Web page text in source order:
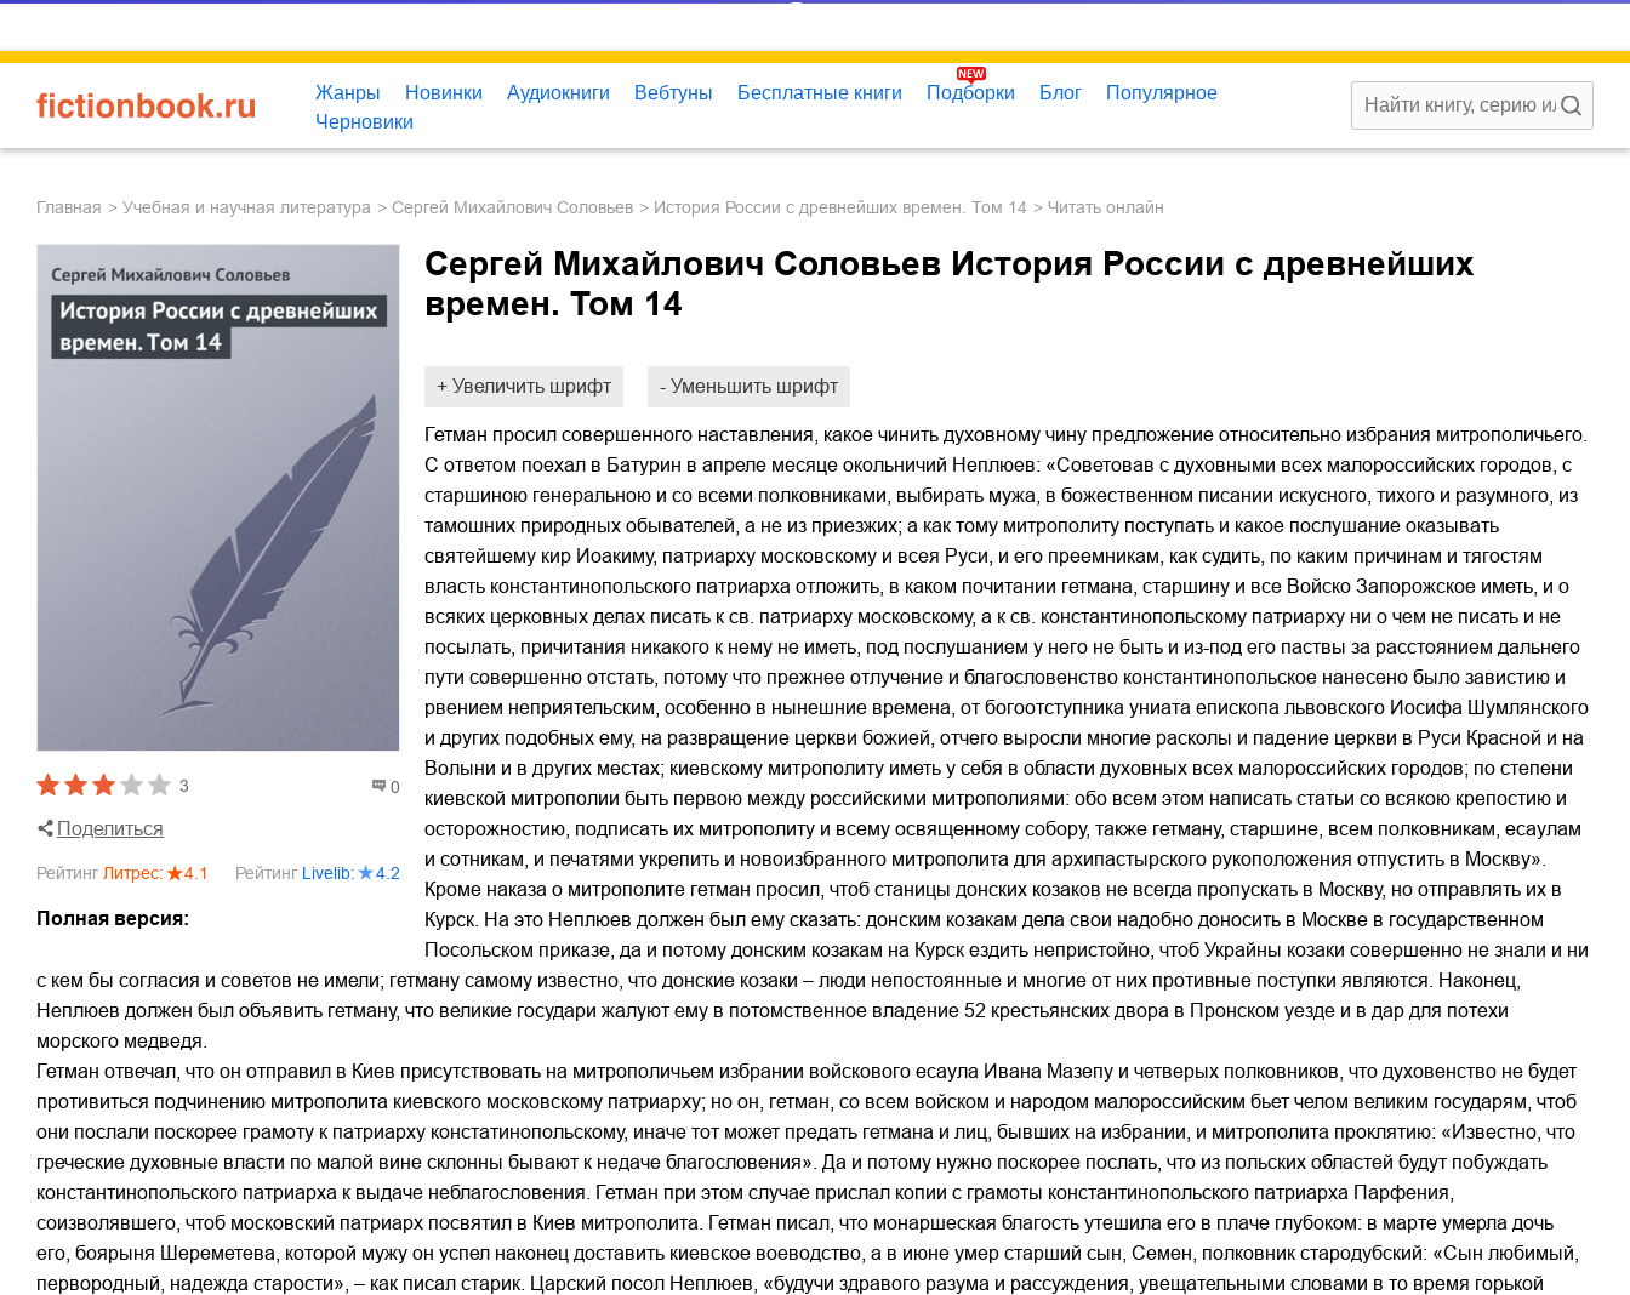
Жанры Новинки Аудиокниги Вебтуны Бесплатные книги Подборки Блог
Популярное
Черновики
Главная учебная и научная литература Сергей Михайлович Соловьев История России с древнейших времен. Том 14 Читать онлайн
3 0
Поделиться
Рейтинг Литрес: 4.1 Рейтинг Livelib: 4.2
Полная версия:
Сергей Михайлович Соловьев История России с древнейших
времен. Том 14
+ Увеличить шрифт - Уменьшить шрифт
Гетман просил совершенного наставления, какое чинить духовному чину предложение относительно избрания митрополичьего.
С ответом поехал в Батурин в апреле месяце окольничий Неплюев: «Советовав с духовными всех малороссийских городов, с
старшиною генеральною и со всеми полковниками, выбирать мужа, в божественном писании искусного, тихого и разумного, из
тамошних природных обывателей, а не из приезжих; а как тому митрополиту поступать и какое послушание оказывать
святейшему кир Иоакиму, патриарху московскому и всея Руси, и его преемникам, как судить, по каким причинам и тягостям
власть константинопольского патриарха отложить, в каком почитании гетмана, старшину и все Войско Запорожское иметь, и о
всяких церковных делах писать к св. патриарху московскому, а к св. константинопольскому патриарху ни о чем не писать и не
посылать, причитания никакого к нему не иметь, под послушанием у него не быть и из-под его паствы за расстоянием дальнего
пути совершенно отстать, потому что прежнее отлучение и благословенство константинопольское нанесено было завистию и
рвением неприятельским, особенно в нынешние времена, от богоотступника униата епископа львовского Иосифа Шумлянского
и других подобных ему, на развращение церкви божией, отчего выросли многие расколы и падение церкви в Руси Красной и на
Волыни и в других местах; киевскому митрополиту иметь у себя в области духовных всех малороссийских городов; по степени
киевской митрополии быть первою между российскими митрополиями: обо всем этом написать статьи со всякою крепостию и
осторожностию, подписать их митрополиту и всему освященному собору, также гетману, старшине, всем полковникам, есаулам
и сотникам, и печатями укрепить и новоизбранного митрополита для архипастырского рукоположения отпустить в Москву».
Кроме наказа о митрополите гетман просил, чтоб станицы донских козаков не всегда пропускать в Москву, но отправлять их в
Курск. На это Неплюев должен был ему сказать: донским козакам дела свои надобно доносить в Москве в государственном
Посольском приказе, да и потому донским козакам на Курск ездить непристойно, чтоб Украйны козаки совершенно не знали и ни
с кем бы согласия и советов не имели; гетману самому известно, что донские козаки – люди непостоянные и многие от них противные поступки являются. Наконец,
Неплюев должен был объявить гетману, что великие государи жалуют ему в потомственное владение 52 крестьянских двора в Пронском уезде и в дар для потехи
морского медведя.
Гетман отвечал, что он отправил в Киев присутствовать на митрополичьем избрании войскового есаула Ивана Мазепу и четверых полковников, что духовенство не будет
противиться подчинению митрополита киевского московскому патриарху; но он, гетман, со всем войском и народом малороссийским бьет челом великим государям, чтоб
они послали поскорее грамоту к патриарху констатинопольскому, иначе тот может предать гетмана и лиц, бывших на избрании, и митрополита проклятию: «Известно, что
греческие духовные власти по малой вине склонны бывают к недаче благословения». Да и потому нужно поскорее послать, что из польских областей будут побуждать
константинопольского патриарха к выдаче неблагословения. Гетман при этом случае прислал копии с грамоты константинопольского патриарха Парфения,
соизволявшего, чтоб московский патриарх посвятил в Киев митрополита. Гетман писал, что монаршеская благость утешила его в плаче глубоком: в марте умерла дочь
его, боярыня Шереметева, которой мужу он успел наконец доставить киевское воеводство, а в июне умер старший сын, Семен, полковник стародубский: «Сын любимый,
первородный, надежда старости», – как писал старик. Царский посол Неплюев, «будучи здравого разума и рассуждения, увещательными словами в то время горькой